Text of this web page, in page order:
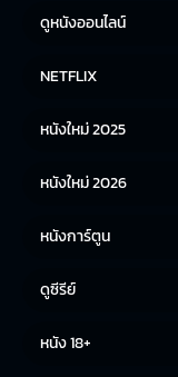
ดูหนังออนไลน์
หนังญี่ปุ่น
NETFLIX
หนังใหม่ 2025
หนังใหม่ 2026
หนังการ์ตูน
ดูซีรีย์
หนัง 18+